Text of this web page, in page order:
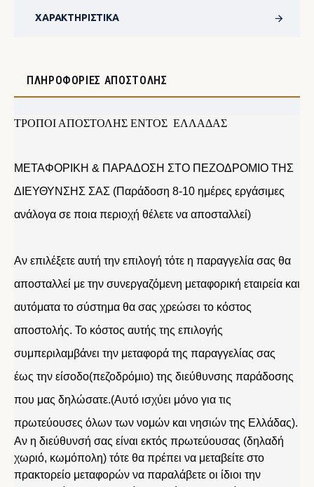
ΧΑΡΑΚΤΗΡΙΣΤΙΚΆ
ΠΛΗΡΟΦΟΡΊΕΣ ΑΠΟΣΤΟΛΉΣ
ΤΡΟΠΟΙ ΑΠΟΣΤΟΛΗΣ ΕΝΤΟΣ ΕΛΛΑΔΑΣ
ΜΕΤΑΦΟΡΙΚΗ & ΠΑΡΑΔΟΣΗ ΣΤΟ ΠΕΖΟΔΡΟΜΙΟ ΤΗΣ
ΔΙΕΥΘΥΝΣΗΣ ΣΑΣ (Παράδοση 8-10 ημέρες εργάσιμες
ανάλογα σε ποια περιοχή θέλετε να αποσταλλεί)
Αν επιλέξετε αυτή την επιλογή τότε η παραγγελία σας θα
αποσταλλεί με την συνεργαζόμενη μεταφορική εταιρεία και
αυτόματα το σύστημα θα σας χρεώσει το κόστος
αποστολής. Το κόστος αυτής της επιλογής
συμπεριλαμβάνει την μεταφορά της παραγγελίας σας
έως την είσοδο(πεζοδρόμιο) της διεύθυνσης παράδοσης
που μας δηλώσατε.(Αυτό ισχύει μόνο για τις
πρωτεύουσες όλων των νομών και νησιών της Ελλάδας).
Αν η διεύθυνσή σας είναι εκτός πρωτεύουσας (δηλαδή
χωριό, κωμόπολη) τότε θα πρέπει να μεταβείτε στο
πρακτορείο μεταφορών να παραλάβετε οι ίδιοι την